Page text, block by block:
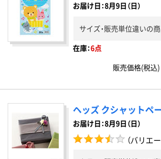
お届け日：8月9日（日）
サイズ・販売単位違いの
在庫：6点
販売価格(税込)
ヘッズ クシャットペ
お届け日：8月9日（日）
（バリエ